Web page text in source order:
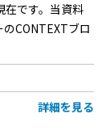
在です。当資料
CONTEXTブロ
詳細を見る